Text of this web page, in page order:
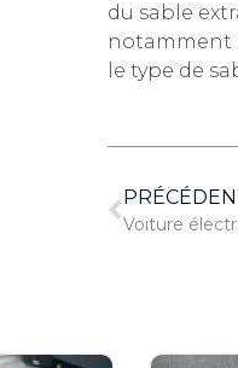
du sable
notamment
le type de
Voiture